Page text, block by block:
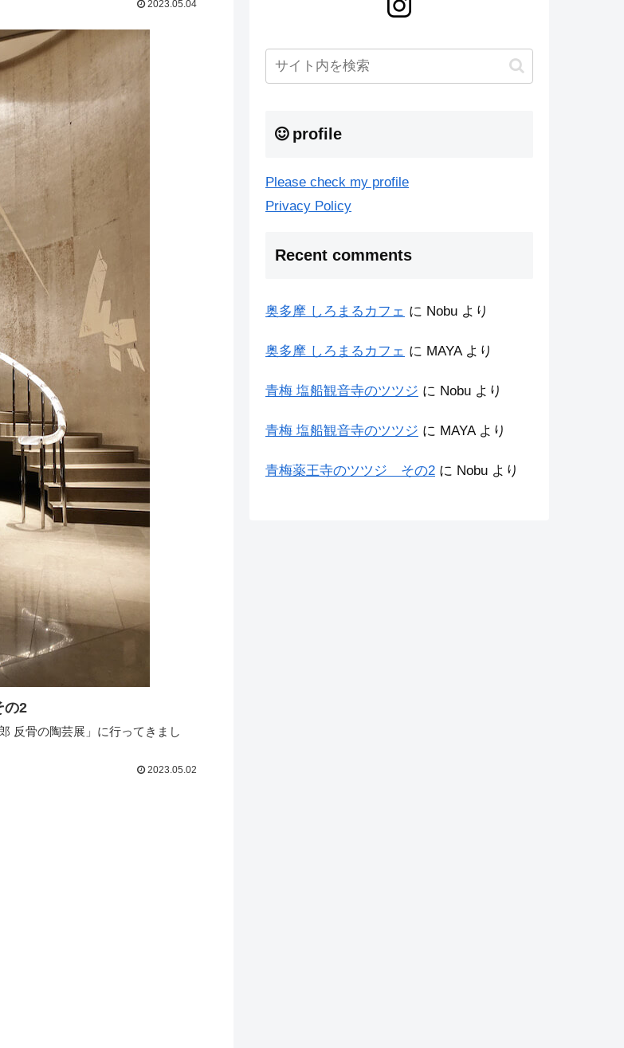
2023.05.04
芸展 at 菊池寛実記念 智美術館 その2
反骨の陶芸展」に行ってきまし
2023.05.02
profile
Please check my profile
Privacy Policy
Recent comments
奥多摩 しろまるカフェ に Nobu より
奥多摩 しろまるカフェ に MAYAより
青梅 塩船観音寺のツツジ に Nobu より
青梅 塩船観音寺のツツジ に MAYAより
青梅薬王寺のツツジ その2 に Nobu より